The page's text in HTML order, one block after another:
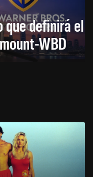
que definirá el
WBD